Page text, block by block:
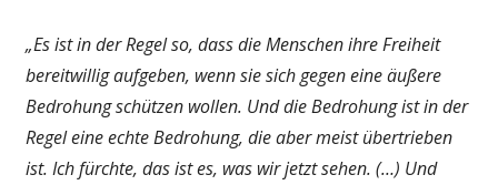
„Es ist in der Regel so, dass die Menschen ihre Freiheit
bereitwillig aufgeben, wenn sie sich gegen eine äußere
Bedrohung schützen wollen. Und die Bedrohung ist in der
Regel eine echte Bedrohung, die aber meist übertrieben
ist. Ich fürchte, das ist es, was wir jetzt sehen. (…) Und